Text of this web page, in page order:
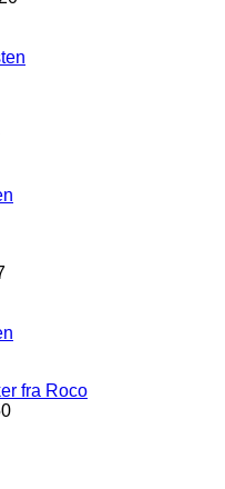
fra Roco